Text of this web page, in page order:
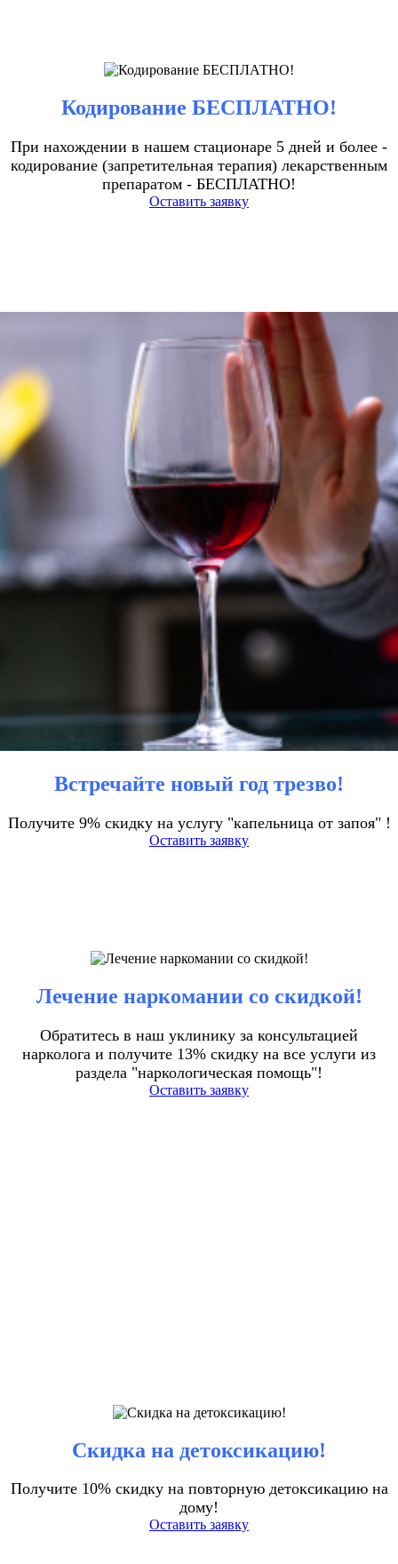
Кодирование БЕСПЛАТНО!
При нахождении в нашем стационаре 5 дней и более -
кодирование (запретительная терапия) лекарственным
препаратом - БЕСПЛАТНО!
Оставить заявку
Встречайте новый год трезво!
Получите 9% скидку на услугу "капельница от запоя" !
Оставить заявку
Лечение наркомании со скидкой!
Обратитесь в наш уклинику за консультацией
нарколога и получите 13% скидку на все услуги из
раздела "наркологическая помощь"!
Оставить заявку
Скидка на детоксикацию!
Получите 10% скидку на повторную детоксикацию на
дому!
Оставить заявку